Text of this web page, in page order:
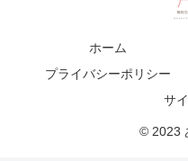
ホーム
プライバシーポリシー
サ
© 2023